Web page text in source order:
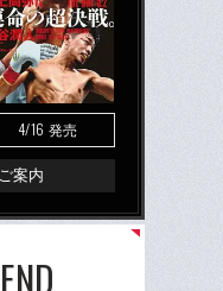
4/16 発売
案内